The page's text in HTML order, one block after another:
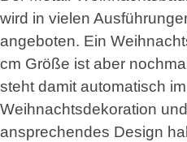
wird in vielen
angeboten. Ein
cm Größe ist aber
steht damit automatisch
Weihnachtsdekoration
ansprechendes Design